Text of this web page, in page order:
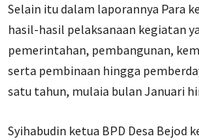
Selain itu dalam laporannya Para
hasil-hasil pelaksanaan kegiatan
pemerintahan, pembangunan,
serta pembinaan hingga
satu tahun, mulaia bulan Januari
Syihabudin ketua BPD Desa Bejod